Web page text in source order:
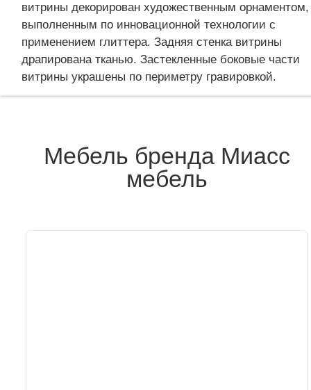
витрины декорирован художественным орнаментом,
выполненным по инновационной технологии с
применением глиттера. Задняя стенка витрины
драпирована тканью. Застекленные боковые части
витрины украшены по периметру гравировкой.
Мебель бренда Миасс
мебель